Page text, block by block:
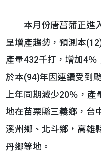
本月份唐菖蒲正進入
呈增產趨勢，預測本
產量432千打，增加4％
於本(94)年因連續受到
上年同期減少20％，產
地在苗栗縣三義鄉，台
溪州鄉、北斗鄉，高雄
丹鄉等地。